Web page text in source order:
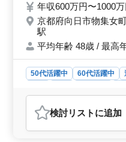
イクや自
らのご応
年収600万円〜1000
京都府向日市物集女
駅
平均年齢 48歳 / 最高
50代活躍中 60代活躍中
おすすめポイント
＜経験者が輝ける場＞
検討リスト に追加